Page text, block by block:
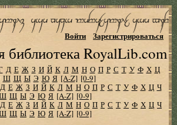
библиотека RoyalLib.com
Войти Зарегистрироваться
Д Е Ж З И Й К Л М Н О П Р С Т У Ф Х Ц
Ш Щ Ы Э Ю Я [A-Z] [0-9]
Д Е Ж З И Й К Л М Н О П Р С Т У Ф Х Ц Ч
Щ Ы Э Ю Я [A-Z] [0-9]
Д Е Ж З И Й К Л М Н О П Р С Т У Ф Х Ц Ч
Щ Ы Э Ю Я [A-Z] [0-9]